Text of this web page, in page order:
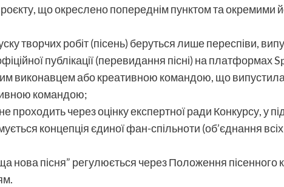
що окреслено попереднім пунктом та окремими
творчих робіт (пісень) беруться лише переспіви,
публікації (перевидання пісні) на платформах
виконавцем або креативною командою, що випустила
командою;
проходить через оцінку експертної ради Конкурсу, у
концепція єдиної фан-спільноти (об’єднання всіх
нова пісня” регулюється через Положення пісенного